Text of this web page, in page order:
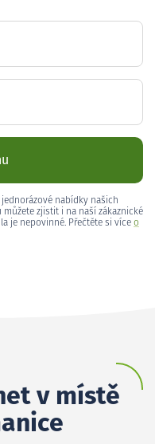
nabídky našich
zjistit i na naší zákaznické
je nepovinné. Přečtěte si více o
v místě